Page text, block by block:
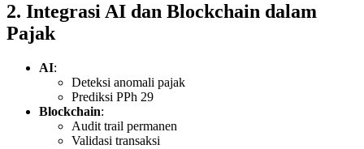
2. Integrasi AI dan Blockchain dalam
Pajak
AI:
Deteksi anomali pajak
Prediksi PPh 29
Blockchain:
Audit trail permanen
Validasi transaksi